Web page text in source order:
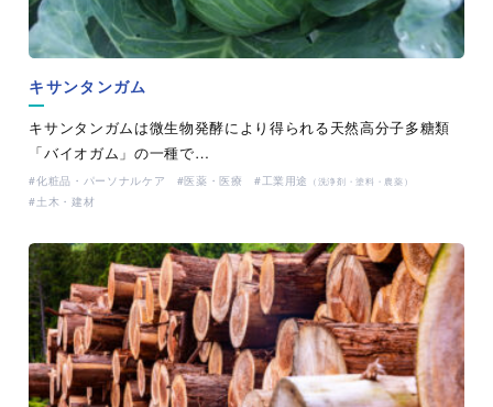
キサンタンガム
キサンタンガムは微生物発酵により得られる天然高分子多糖類
「バイオガム」の一種で…
化粧品・パーソナルケア 医薬・医療 工業用途 （洗浄剤・塗料・農薬）
土木・建材